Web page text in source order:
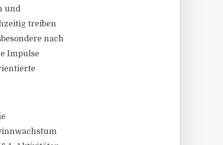
und
treiben
nach
Impulse